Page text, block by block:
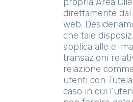
direttamente
web.
che tale
applica alle e-
transazioni
relazione
utenti con
caso in cui